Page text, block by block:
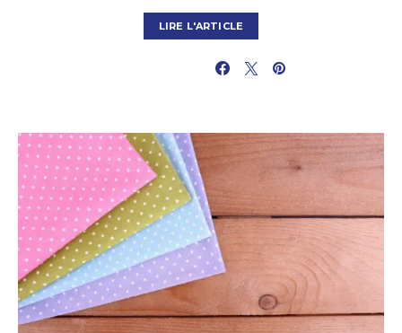
LIRE L'ARTICLE